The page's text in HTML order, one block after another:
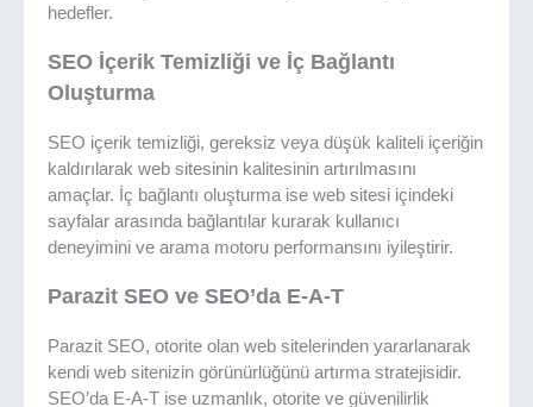
hedefler.
SEO İçerik Temizliği ve İç Bağlantı
Oluşturma
SEO içerik temizliği, gereksiz veya düşük kaliteli içeriğin
kaldırılarak web sitesinin kalitesinin artırılmasını
amaçlar. İç bağlantı oluşturma ise web sitesi içindeki
sayfalar arasında bağlantılar kurarak kullanıcı
deneyimini ve arama motoru performansını iyileştirir.
Parazit SEO ve SEO’da E-A-T
Parazit SEO, otorite olan web sitelerinden yararlanarak
kendi web sitenizin görünürlüğünü artırma stratejisidir.
SEO’da E-A-T ise uzmanlık, otorite ve güvenilirlik